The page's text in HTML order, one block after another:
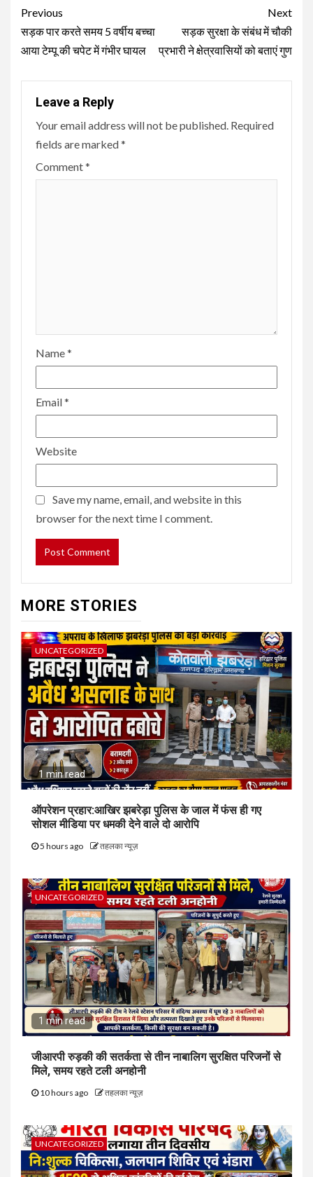
Continue
Reading
Previous
सड़क पार करते समय 5 वर्षीय बच्चा
आया टेम्पू की चपेट में गंभीर घायल
Next
सड़क सुरक्षा के संबंध में चौकी
प्रभारी ने क्षेत्रवासियों को बताएं गुण
Leave a Reply
Your email address will not be published. Required
fields are marked*
Comment*
Name*
Email*
Website
Save my name, email, and website in this
browser for the next time I comment.
MORE STORIES
UNCATEGORIZED
1 min read
ऑपरेशन प्रहार:आखिर झबरेड़ा पुलिस के जाल में फंस ही गए
सोशल मीडिया पर धमकी देने वाले दो आरोपि
5 hours ago तहलका न्यूज़
UNCATEGORIZED
1 min read
जीआरपी रुड़की की सतर्कता से तीन नाबालिग सुरक्षित परिजनों से
मिले, समय रहते टली अनहोनी
10 hours ago तहलका न्यूज़
UNCATEGORIZED